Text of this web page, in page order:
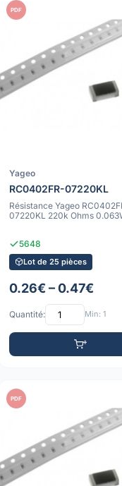
PDF
Yageo
RC0402FR-07220KL
Résistance Yageo
07220KL 220k Ohms
5648
Lot de 25 pièces
0.26€ – 0.47€
Quantité: Min: 1
PDF